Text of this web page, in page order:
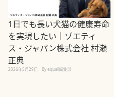
1日でも長い犬猫の健康寿命
を実現したい｜ゾエティ
ス・ジャパン株式会社 村瀬
正典
2026年5月29日 By equall編集部